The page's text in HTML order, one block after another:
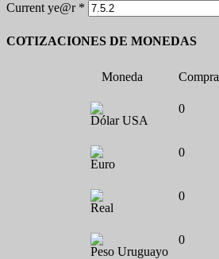
Current ye@r *
COTIZACIONES DE MONEDAS
Moneda Compra
Dólar USA
0
Euro
0
Real
0
Peso Uruguayo
0